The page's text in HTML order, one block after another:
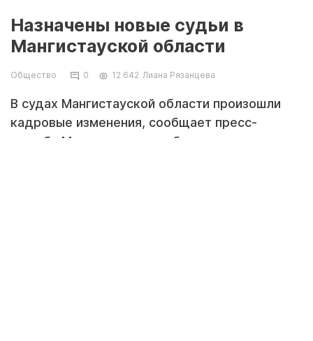
Назначены новые судьи в
Мангистауской области
Общество 0 12 642 Лиана Рязанцева
В судах Мангистауской области произошли
кадровые изменения, сообщает пресс-
служба Мангистауского областного суда.